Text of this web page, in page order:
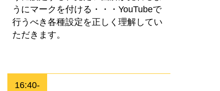
うにマークを付ける・・・YouTubeで
行うべき各種設定を正しく理解してい
ただきます。
16:40-